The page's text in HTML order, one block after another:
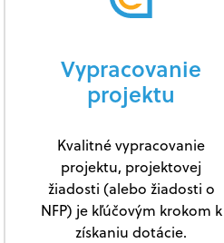
Vypracovanie
projektu
Kvalitné vypracovanie
projektu, projektovej
žiadosti (alebo žiadosti o
NFP) je kľúčovým krokom k
získaniu dotácie.